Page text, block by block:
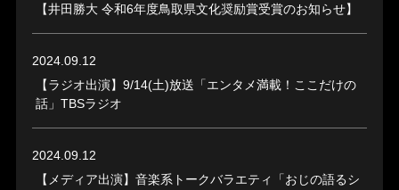
【井田勝大 令和6年度鳥取県文化奨励賞受賞のお知らせ】
2024.09.12
【ラジオ出演】9/14(土)放送「エンタメ満載！ここだけの
話」TBSラジオ
2024.09.12
【メディア出演】音楽系トークバラエティ「おじの語るシ